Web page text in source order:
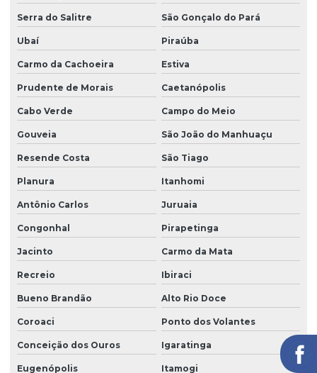
Serra do Salitre São Gonçalo do Pará
Ubaí Piraúba
Carmo da Cachoeira Estiva
Prudente de Morais Caetanópolis
Cabo Verde Campo do Meio
Gouveia São João do Manhuaçu
Resende Costa São Tiago
Planura Itanhomi
Antônio Carlos Juruaia
Congonhal Pirapetinga
Jacinto Carmo da Mata
Recreio Ibiraci
Bueno Brandão Alto Rio Doce
Coroaci Ponto dos Volantes
Conceição dos Ouros Igaratinga
Eugenópolis Itamogi